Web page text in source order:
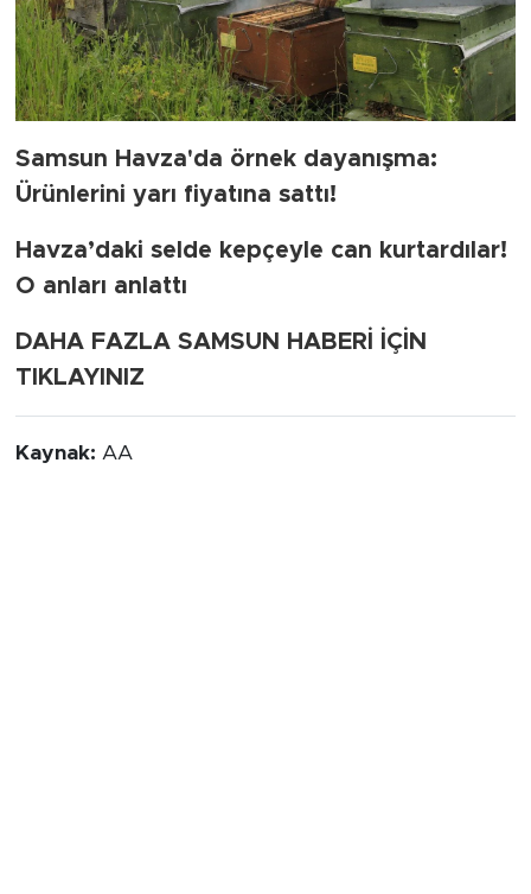
Samsun Havza'da örnek dayanışma:
Ürünlerini yarı fiyatına sattı!
Havza’daki selde kepçeyle can kurtardılar!
O anları anlattı
DAHA FAZLA SAMSUN HABERİ İÇİN
TIKLAYINIZ
Kaynak: AA